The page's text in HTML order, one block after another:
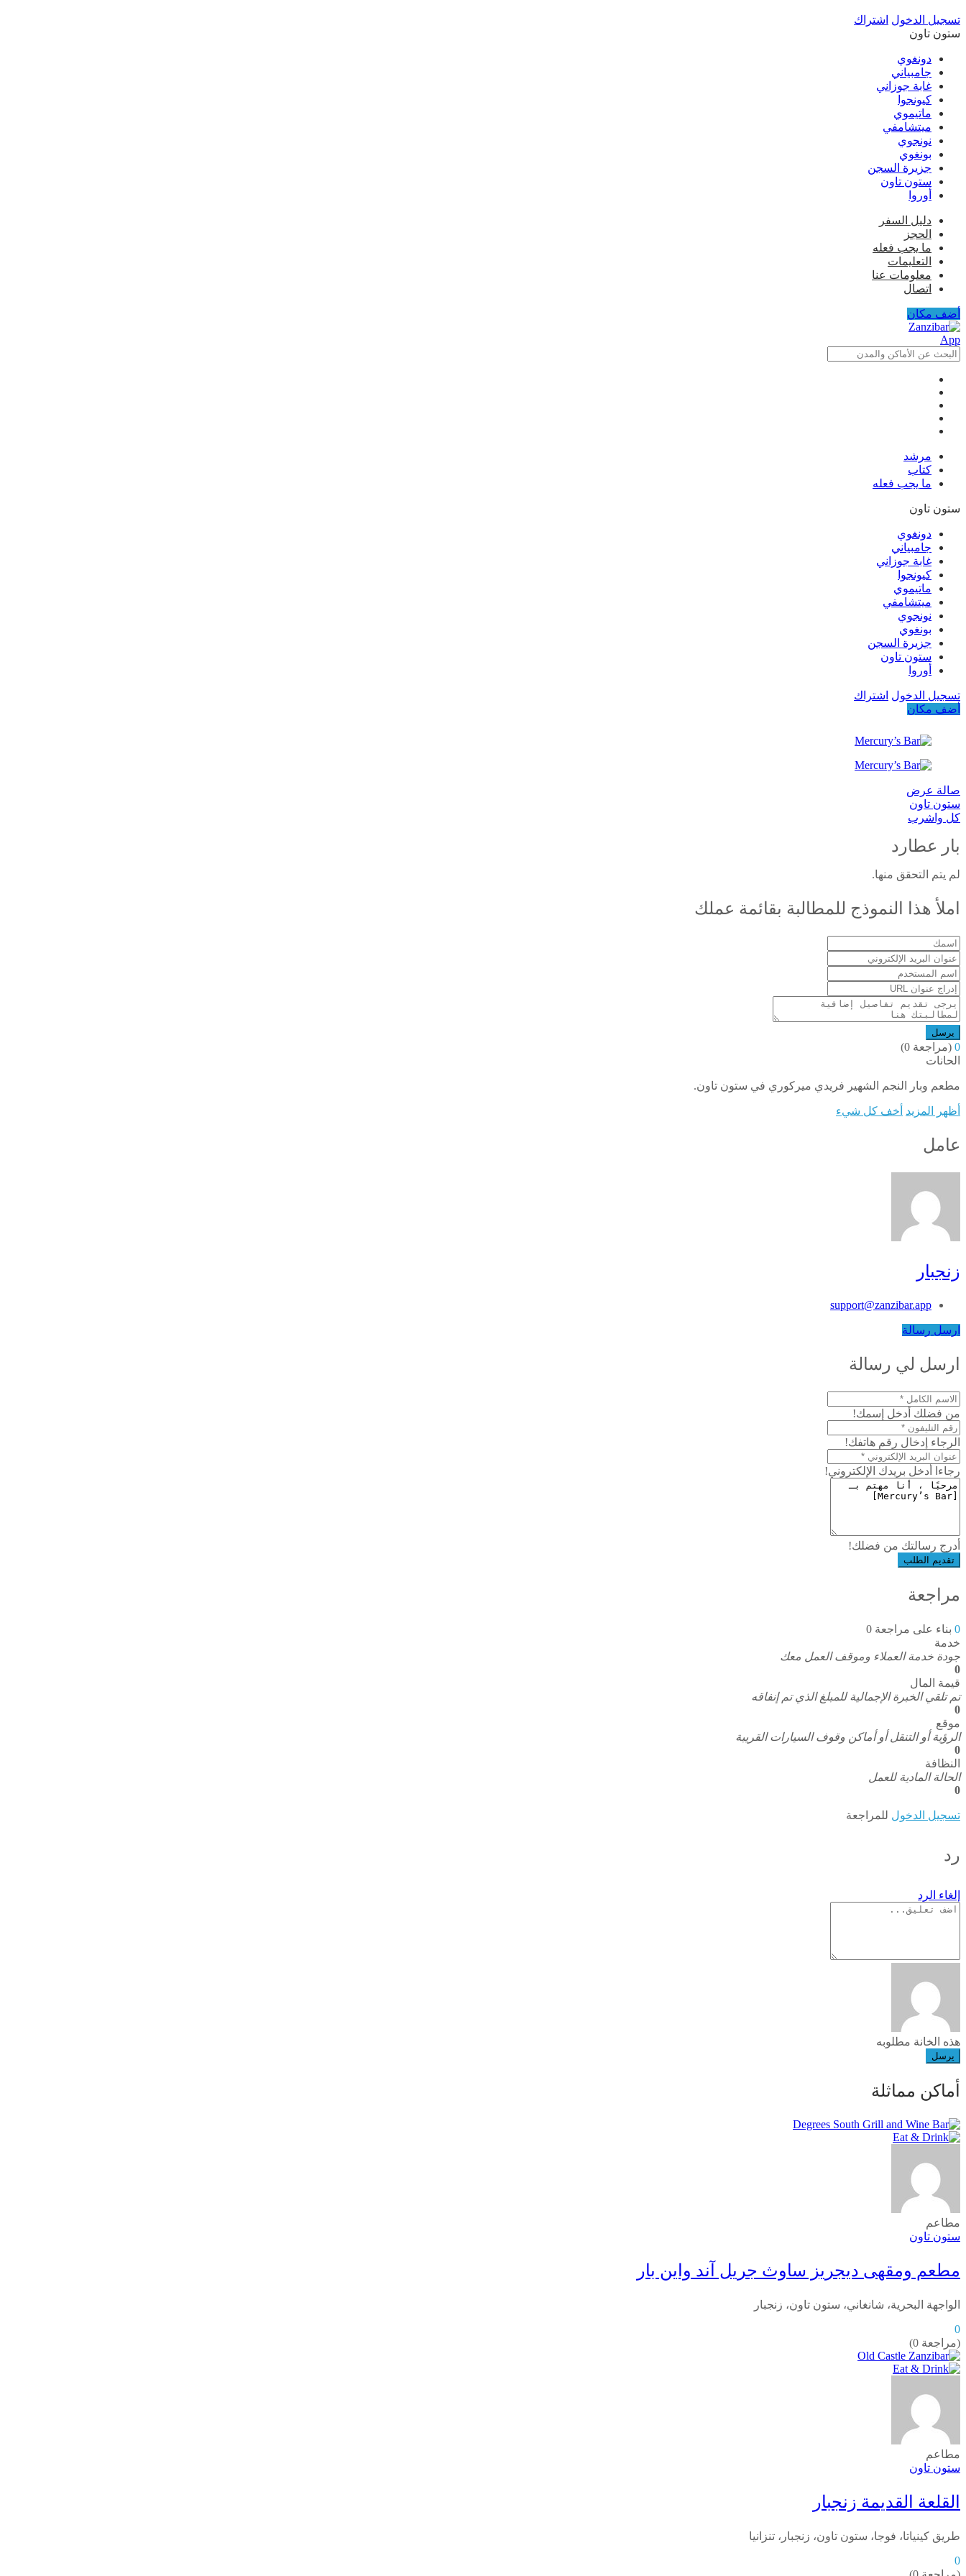
تسجيل الدخول اشتراك
ستون تاون
دونغوي
جامبياني
غابة جوزاني
كيونجوا
ماتيموي
ميتشامفي
نونجوي
بونغوي
جزيرة السجن
ستون تاون
أوروا
دليل السفر
الحجز
ما يجب فعله
التعليمات
معلومات عنا
اتصال
أضف مكان
مرشد
كتاب
ما يجب فعله
ستون تاون
دونغوي
جامبياني
غابة جوزاني
كيونجوا
ماتيموي
ميتشامفي
نونجوي
بونغوي
جزيرة السجن
ستون تاون
أوروا
تسجيل الدخول اشتراك
أضف مكان
صالة عرض
ستون تاون
كل واشرب
بار عطارد
لم يتم التحقق منها.
املأ هذا النموذج للمطالبة بقائمة عملك
يرسل
0 (مراجعة 0)
الحانات
مطعم وبار النجم الشهير فريدي ميركوري في ستون تاون.
أظهر المزيد أخف كل شيء
عامل
زنجبار
support@zanzibar.app
ارسل رسالة
ارسل لي رسالة
من فضلك أدخل إسمك!
الرجاء إدخال رقم هاتفك!
رجاءا أدخل بريدك الإلكتروني!
أدرج رسالتك من فضلك!
تقديم الطلب
مراجعة
0 بناء على مراجعة 0
خدمة
جودة خدمة العملاء وموقف العمل معك
0
قيمة المال
تم تلقي الخبرة الإجمالية للمبلغ الذي تم إنفاقه
0
موقع
الرؤية أو التنقل أو أماكن وقوف السيارات القريبة
0
النظافة
الحالة المادية للعمل
0
تسجيل الدخول للمراجعة
رد
إلغاء الرد
هذه الخانة مطلوبه
يرسل
أماكن مماثلة
مطاعم
ستون تاون
مطعم ومقهى ديجريز ساوث جريل آند واين بار
الواجهة البحرية، شانغاني، ستون تاون، زنجبار
0
(مراجعة 0)
مطاعم
ستون تاون
القلعة القديمة زنجبار
طريق كينياتا، فوجا، ستون تاون، زنجبار، تنزانيا
0